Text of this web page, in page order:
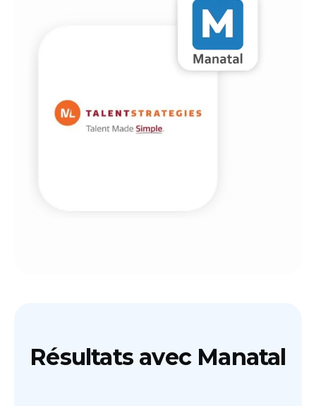
Résultats avec Manatal